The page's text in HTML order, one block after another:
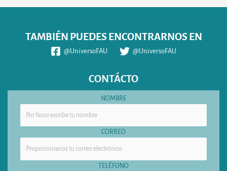
TAMBIÉN PUEDES ENCONTRARNOS EN
@UniversoFAU @UniversoFAU
CONTÁCTO
NOMBRE
CORREO
TELÉFONO